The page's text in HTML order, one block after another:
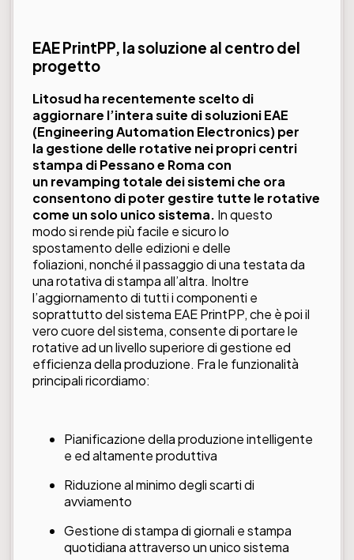
EAE PrintPP, la soluzione al centro del
progetto
Litosudha recentemente scelto di
aggiornare l’intera suite di soluzioni EAE
(Engineering Automation Electronics)per
la gestione delle rotative nei propri centri
stampa di Pessano e Roma con
un revamping totale dei sistemi che ora
consentono di poter gestire tutte le rotative
come un solo unico sistema. In questo
modo si rende più facile e sicuro lo
spostamento delle edizioni e delle
foliazioni, nonché il passaggio di una testata da
una rotativa di stampa all’altra. Inoltre
l’aggiornamento di tutti i componenti e
soprattutto del sistema EAE PrintPP, che è poi il
vero cuore del sistema, consente di portare le
rotative ad un livello superiore di gestione ed
efficienza della produzione. Fra le funzionalità
principali ricordiamo:
Pianificazione della produzione intelligente
e ed altamente produttiva
Riduzione al minimo degli scarti di
avviamento
Gestione di stampa di giornali e stampa
quotidiana attraverso un unico sistema